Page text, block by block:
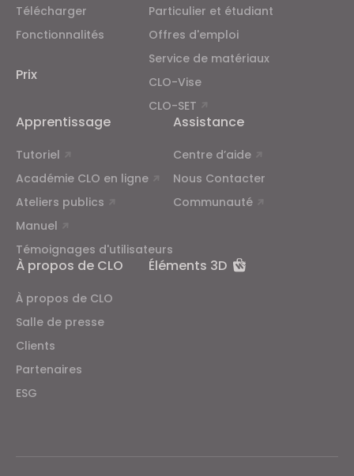
Télécharger
Fonctionnalités
Prix
Particulier et étudiant
Offres d'emploi
Service de matériaux
CLO-Vise
CLO-SET
Apprentissage
Tutoriel
Académie CLO en ligne
Ateliers publics
Manuel
Témoignages d'utilisateurs
Assistance
Centre d’aide
Nous Contacter
Communauté
À propos de CLO
À propos de CLO
Salle de presse
Clients
Partenaires
ESG
Éléments 3D